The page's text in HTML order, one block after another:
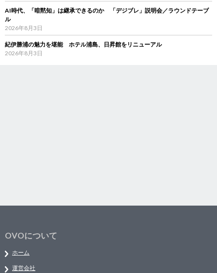
AI時代、「暗黙知」は継承できるのか 「デジブレ」説明会／ラウンドテーブ
ル
2026年8月3日
紀伊勝浦の魅力を堪能 ホテル浦島、日昇館をリニューアル
2026年8月3日
OVOについて
ホーム
運営会社